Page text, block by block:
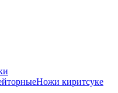
Ножи киритсуке